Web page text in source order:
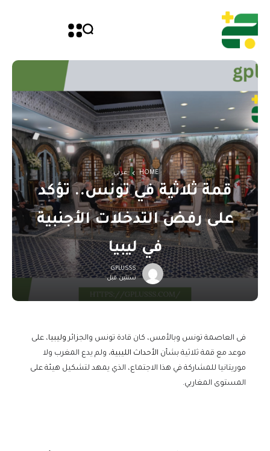
HOME عربي
قمة ثلاثية في تونس.. تؤكد
على رفض التدخلات الأجنبية
في ليبيا
GPLUSSS
سنتين قبل
فى العاصمة تونس وبالأمس، كان قادة تونس والجزائروليبيا، على
موعد مع قمة ثلاثية بشأن الأحداث الليبية، ولم يدع المغرب ولا
موريتانيا للمشاركة في هذا الاجتماع، الذي يمهد لتشكيل هيئة على
المستوى المغاربي.